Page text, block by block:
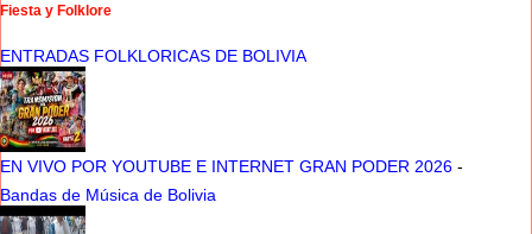
Fiesta y Folklore
ENTRADAS FOLKLORICAS DE BOLIVIA
EN VIVO POR YOUTUBE E INTERNET GRAN PODER 2026 -
Bandas de Música de Bolivia